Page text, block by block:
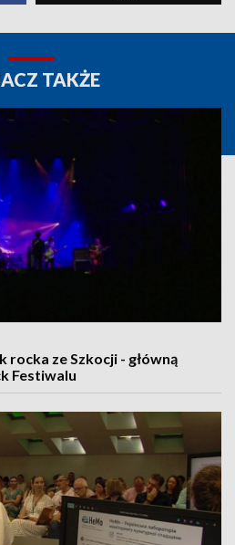
TAKŻE
rocka ze Szkocji - główną
Festiwalu